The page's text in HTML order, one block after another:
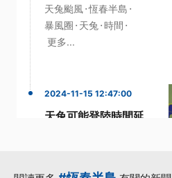
天兔颱風·恆春半島 ·
暴風圈 · 天兔 ·時間 ·
更多...
2024-11-15 12:47:00
天兔可能登陸時間延